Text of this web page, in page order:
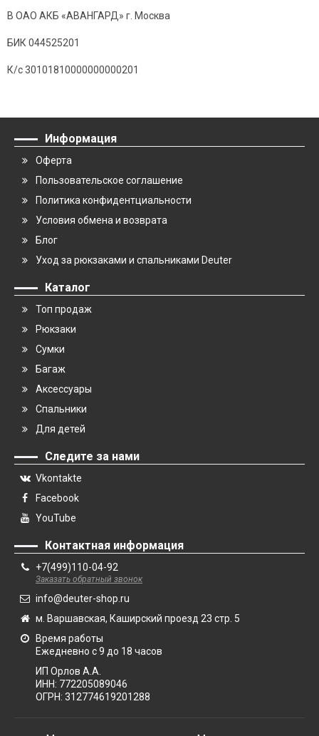
В ОАО АКБ «АВАНГАРД» г. Москва
БИК 044525201
К/с 30101810000000000201
Информация
Оферта
Пользовательское соглашение
Политика конфидентциальности
Условия обмена и возврата
Блог
Уход за рюкзаками и спальниками Deuter
Каталог
Топ продаж
Рюкзаки
Сумки
Багаж
Аксессуары
Спальники
Для детей
Следите за нами
Vkontakte
Facebook
YouTube
Контактная информация
+7(499)110-04-92
Заказать обратный звонок
info@deuter-shop.ru
м. Варшавская, Каширский проезд 23 стр. 5
Время работы
Ежедневно с 9 до 18 часов
ИП Орлов А.А.
ИНН: 772205089046
ОГРН: 312774619201288